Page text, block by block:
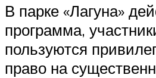
В парке «Лагуна»
программа,
пользуются
право на